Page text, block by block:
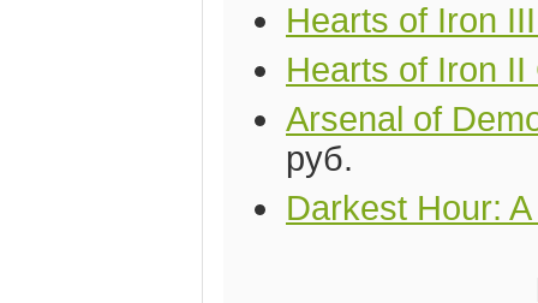
Hearts of Iron
Hearts of Iron II
Arsenal of
руб.
Darkest Hour: